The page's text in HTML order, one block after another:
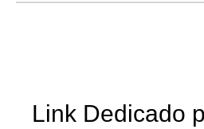
Link Dedicado